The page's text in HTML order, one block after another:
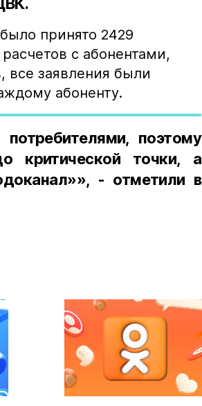
принято 2429
с абонентами,
все заявления были
абоненту.
поэтому
критической точки, а
- отметили в